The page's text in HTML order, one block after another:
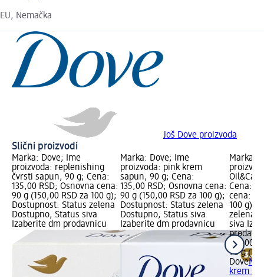
EU, Nemačka
Još Dove proizvoda
Slični proizvodi
Marka: Dove; Ime
proizvoda: replenishing
čvrsti sapun, 90 g; Cena:
135,00 RSD; Osnovna cena:
90 g (150,00 RSD za 100 g);
Dostupnost: Status zelena
Dostupno, Status siva
Izaberite dm prodavnicu
Marka: Dove; Ime
proizvoda: pink krem
sapun, 90 g; Cena:
135,00 RSD; Osnovna cena:
90 g (150,00 RSD za 100 g);
Dostupnost: Status zelena
Dostupno, Status siva
Izaberite dm prodavnicu
Marka:
Cena:
cena: 90
100 g);
zelena
siva
135,00
90 g
Dove
krem